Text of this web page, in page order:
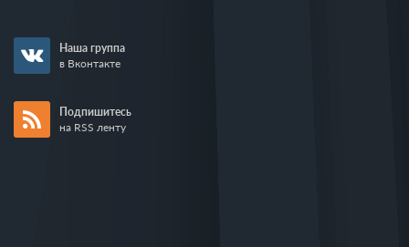
Наша группа
в Вконтакте
Подпишитесь
на RSS ленту